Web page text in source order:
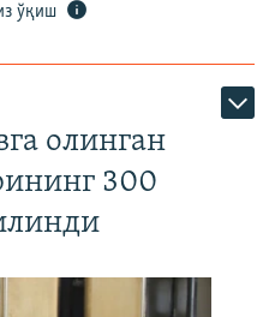
ўқиш
олинган
300